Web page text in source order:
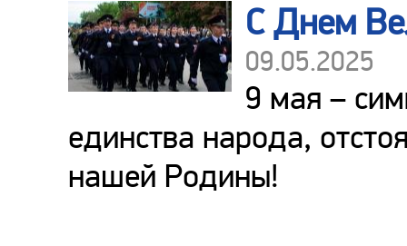
С Днем
09.05.2025
9 мая –
единства народа,
нашей Родины!